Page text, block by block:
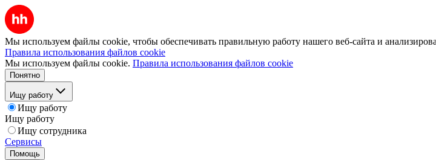
Мы используем файлы cookie, чтобы обеспечивать правильную работу нашего веб-сайта и
Правила использования файлов cookie
Мы используем файлы cookie. Правила использования файлов cookie
Понятно
Ищу работу
Ищу работу
Ищу работу
Ищу сотрудника
Сервисы
Помощь